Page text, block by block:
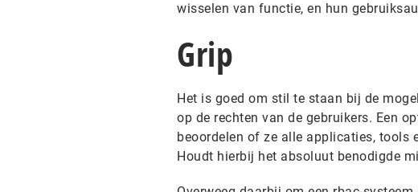
wisselen van functie, en hun
Grip
Het is goed om stil te staan bij de
op de rechten van de gebruikers. Een
beoordelen of ze alle applicaties, tools
Houdt hierbij het absoluut benodigde